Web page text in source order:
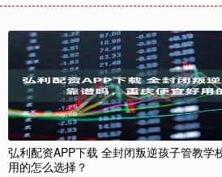
弘利配资APP下载 全封闭叛逆孩子管教学
用的怎么选择？